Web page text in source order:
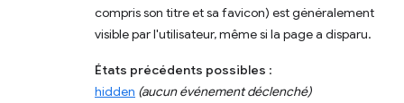
compris son titre et sa favicon) est généralement
visible par l'utilisateur, même si la page a disparu.
États précédents possibles :
hidden (aucun événement déclenché)